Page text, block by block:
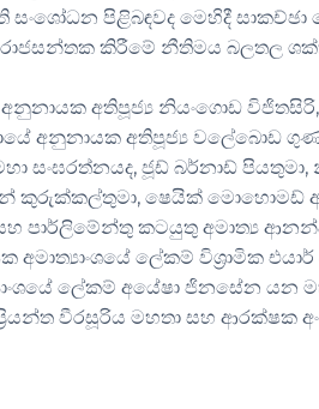
සංශෝධන පිළිබඳවද මෙහිදී සාකච්ඡා
රාජසන්තක කිරීමේ නීතිමය බලතල
අතිපූජ්‍ය නියංගොඩ
අනුනායක අතිපූජ්‍ය වලේබොඩ
සංඝරත්නයද, ජූඩ් බර්නාඩ්
කුරුක්කල්තුමා, ෂෙයික් මොහොමඩ්
පාර්ලිමේන්තු කටයුතු අමාත්‍ය
අමාත්‍යාංශයේ ලේකම් විශ්‍රාමික
ලේකම් අයේෂා ජිනසේන
වීරසූරිය මහතා සහ ආරක්ෂක